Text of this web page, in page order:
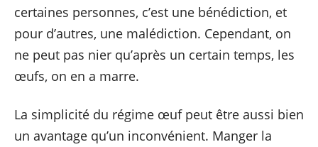
certaines personnes, c’est une bénédiction, et
pour d’autres, une malédiction. Cependant, on
ne peut pas nier qu’après un certain temps, les
œufs, on en a marre.
La simplicité du régime œuf peut être aussi bien
un avantage qu’un inconvénient. Manger la